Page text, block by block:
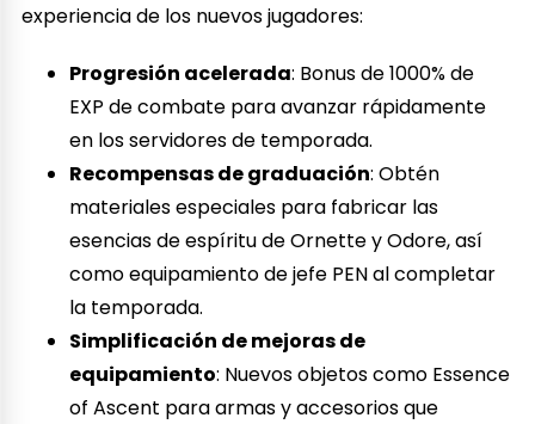
experiencia de los nuevos jugadores:
Progresión acelerada: Bonus de 1000% de
EXP de combate para avanzar rápidamente
en los servidores de temporada.
Recompensas de graduación: Obtén
materiales especiales para fabricar las
esencias de espíritu de Ornette y Odore, así
como equipamiento de jefe PEN al completar
la temporada.
Simplificación de mejoras de
equipamiento: Nuevos objetos como Essence
of Ascent para armas y accesorios que